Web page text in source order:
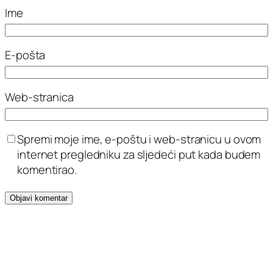
Ime
E-pošta
Web-stranica
Spremi moje ime, e-poštu i web-stranicu u ovom
internet pregledniku za sljedeći put kada budem
komentirao.